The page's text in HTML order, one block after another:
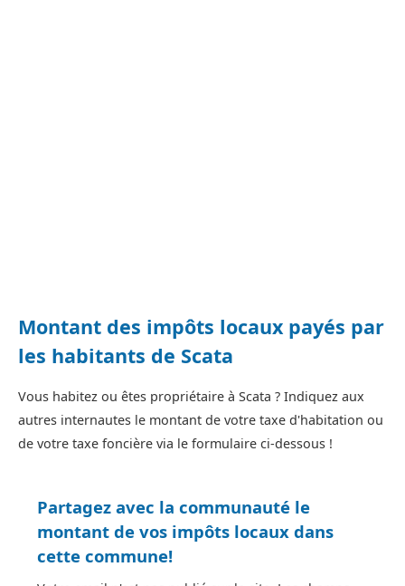
Montant des impôts locaux payés par
les habitants de Scata
Vous habitez ou êtes propriétaire à Scata ? Indiquez aux
autres internautes le montant de votre taxe d'habitation ou
de votre taxe foncière via le formulaire ci-dessous !
Partagez avec la communauté le
montant de vos impôts locaux dans
cette commune!